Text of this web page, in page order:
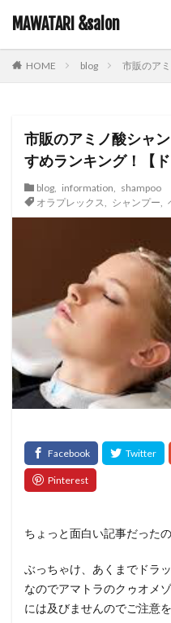
MAWATARI &salon
HOME blog 市販のア
市販のアミノ酸シャ
すめランキング！【
blog, information
shampoo
オラプレックス
シャンプー
ちょっと面白い記事だった
ぶっちゃけ、あくまでドラ
なのでアマトラのクゥオメ
には及びませんのでご注意を
タグ
iNOA お客様お勧め
イ
オラプレックス
コテ
スキンケア
スロウカ
ビューティーカレッジ
ルビオナカラ
営業日のお知らせ
新
髪質改善トリートメント